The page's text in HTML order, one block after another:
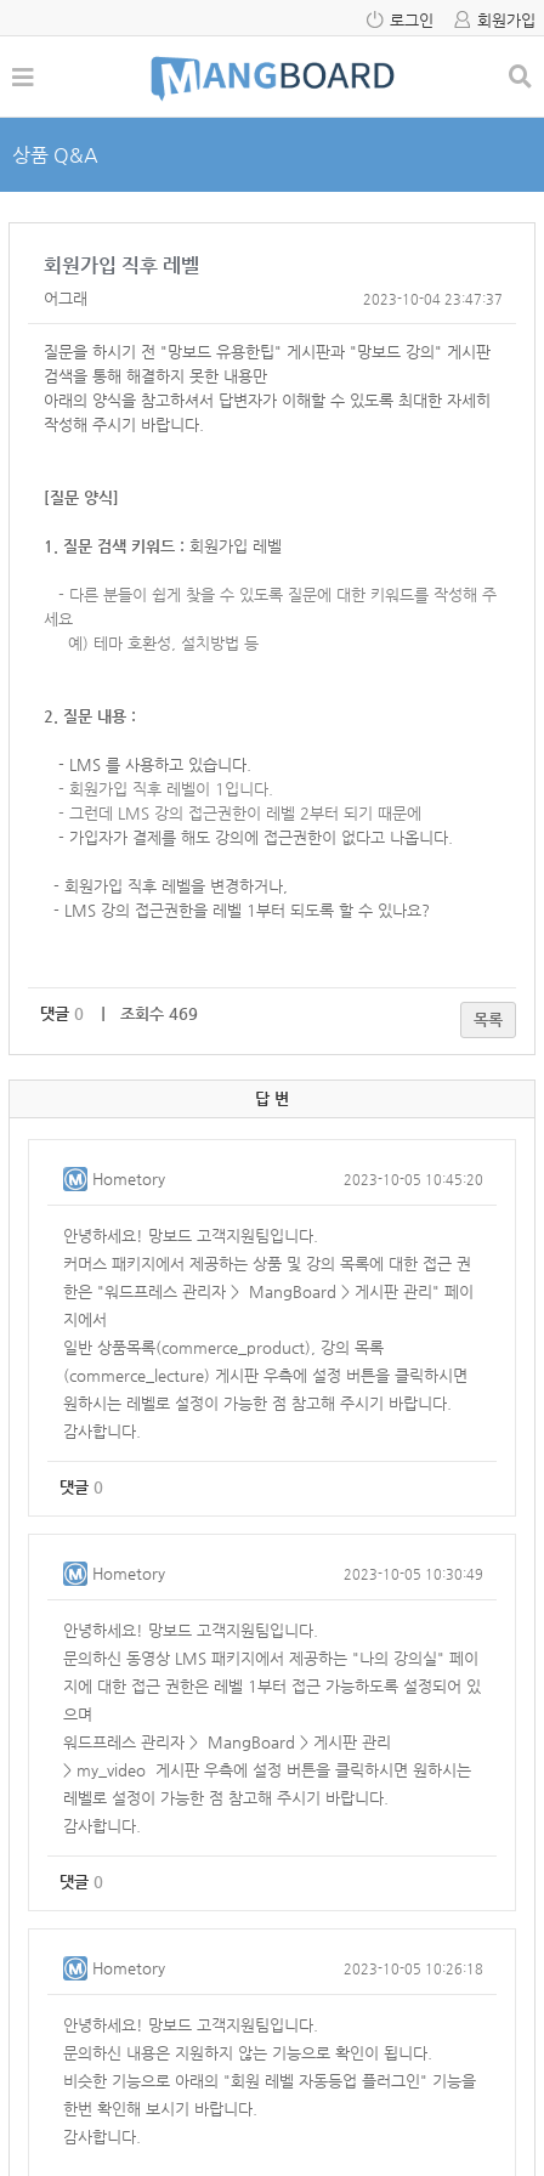
로그인 회원가입
상품 Q&A
회원가입 직후 레벨
어그래 2023-10-04 23:47:37
질문을 하시기 전 "망보드 유용한팁" 게시판과 "망보드 강의" 게시판
검색을 통해 해결하지 못한 내용만
아래의 양식을 참고하셔서 답변자가 이해할 수 있도록 최대한 자세히
작성해 주시기 바랍니다.
[질문 양식]
1. 질문 검색 키워드 : 회원가입 레벨
- 다른 분들이 쉽게 찾을 수 있도록 질문에 대한 키워드를 작성해 주
세요
예) 테마 호환성, 설치방법 등
2. 질문 내용 :
- LMS 를 사용하고 있습니다.
- 회원가입 직후 레벨이 1입니다.
- 그런데 LMS 강의 접근권한이 레벨 2부터 되기 때문에
- 가입자가 결제를 해도 강의에 접근권한이 없다고 나옵니다.
- 회원가입 직후 레벨을 변경하거나,
- LMS 강의 접근권한을 레벨 1부터 되도록 할 수 있나요?
댓글 0 ｜ 조회수 469 목록
답 변
Hometory 2023-10-05 10:45:20
안녕하세요! 망보드 고객지원팀입니다.
커머스 패키지에서 제공하는 상품 및 강의 목록에 대한 접근 권
한은 "워드프레스 관리자 > MangBoard > 게시판 관리" 페이
지에서
일반 상품목록(commerce_product), 강의 목록
(commerce_lecture) 게시판 우측에 설정 버튼을 클릭하시면
원하시는 레벨로 설정이 가능한 점 참고해 주시기 바랍니다.
감사합니다.
댓글 0
Hometory 2023-10-05 10:30:49
안녕하세요! 망보드 고객지원팀입니다.
문의하신 동영상 LMS 패키지에서 제공하는 "나의 강의실" 페이
지에 대한 접근 권한은 레벨 1부터 접근 가능하도록 설정되어 있
으며
워드프레스 관리자 > MangBoard > 게시판 관리
> my_video 게시판 우측에 설정 버튼을 클릭하시면 원하시는
레벨로 설정이 가능한 점 참고해 주시기 바랍니다.
감사합니다.
댓글 0
Hometory 2023-10-05 10:26:18
안녕하세요! 망보드 고객지원팀입니다.
문의하신 내용은 지원하지 않는 기능으로 확인이 됩니다.
비슷한 기능으로 아래의 "회원 레벨 자동등업 플러그인" 기능을
한번 확인해 보시기 바랍니다.
감사합니다.